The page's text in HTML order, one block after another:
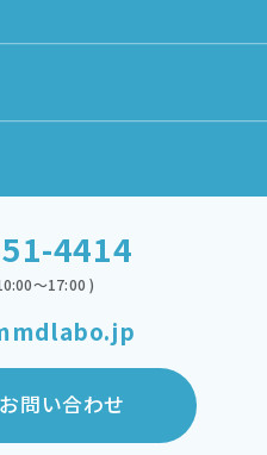
4414
～17:00 )
問い合わせ